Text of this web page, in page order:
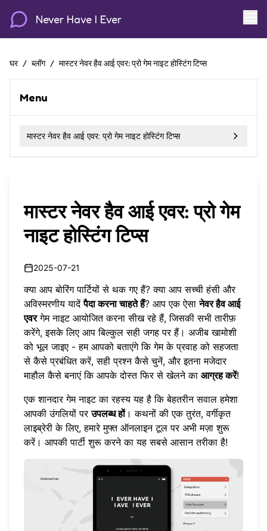
Never Have I Ever
घर / ब्लॉग / मास्टर नेवर हैव आई एवर: प्रो गेम नाइट होस्टिंग टिप्स
Menu
मास्टर नेवर हैव आई एवर: प्रो गेम नाइट होस्टिंग टिप्स
मास्टर नेवर हैव आई एवर: प्रो गेम
नाइट होस्टिंग टिप्स
2025-07-21
क्या आप बोरिंग पार्टियों से थक गए हैं? क्या आप सच्ची हंसी और
अविस्मरणीय यादेंपैदा करना चाहते हैं? आप एक ऐसानेवर हैव आई
एवरगेम नाइट आयोजित करना सीख रहे हैं, जिसकी सभी तारीफ़
करेंगे, इसके लिए आप बिल्कुल सही जगह पर हैं। अजीब खामोशी
को भूल जाइए - हम आपको बताएंगे कि गेम के प्रवाह को सहजता
से कैसे प्रबंधित करें, सही प्रश्न कैसे चुनें, और इतना मजेदार
माहौल कैसे बनाएं कि आपके दोस्त फिर से खेलने का आग्रह करें!
एक शानदार गेम नाइट का रहस्य यह है कि बेहतरीन सवाल हमेशा
आपकी उंगलियों परउपलब्ध हों। कथनों की एक तुरंत, वर्गीकृत
लाइब्रेरी के लिए, हमारे मुफ्त ऑनलाइन टूल पर अभी मज़ा शुरू
करें। आपकी पार्टी शुरू करने का यह सबसे आसान तरीका है!